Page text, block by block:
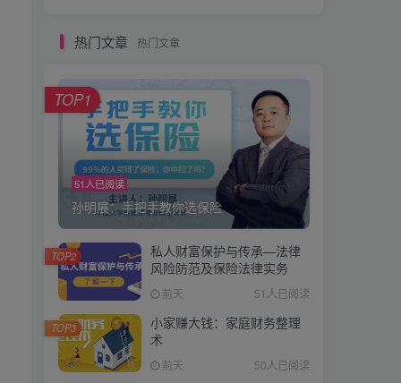
热门文章 热门文章
51人已阅读
孙明展：手把手教你选保险
TOP1
私人财富保护与传承—法律
风险防范及保险法律实务
前天 51人已阅读
TOP2
小家赚大钱：家庭财务整理
术
前天 50人已阅读
TOP3